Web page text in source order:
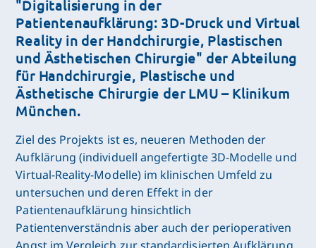
"Digitalisierung in der
Patientenaufklärung: 3D-Druck und Virtual
Reality in der Handchirurgie, Plastischen
und Ästhetischen Chirurgie" der Abteilung
für Handchirurgie, Plastische und
Ästhetische Chirurgie der LMU – Klinikum
München.
Ziel des Projekts ist es, neueren Methoden der
Aufklärung (individuell angefertigte 3D-Modelle und
Virtual-Reality-Modelle) im klinischen Umfeld zu
untersuchen und deren Effekt in der
Patientenaufklärung hinsichtlich
Patientenverständnis aber auch der perioperativen